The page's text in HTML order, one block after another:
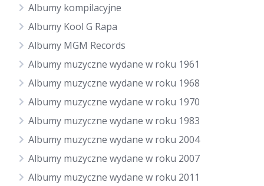
Albumy kompilacyjne
Albumy Kool G Rapa
Albumy MGM Records
Albumy muzyczne wydane w roku 1961
Albumy muzyczne wydane w roku 1968
Albumy muzyczne wydane w roku 1970
Albumy muzyczne wydane w roku 1983
Albumy muzyczne wydane w roku 2004
Albumy muzyczne wydane w roku 2007
Albumy muzyczne wydane w roku 2011